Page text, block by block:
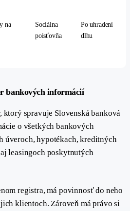
na
Sociálna
poisťovňa
Po uhradení
dlhu
bankových informácií
ktorý spravuje Slovenská banková
o všetkých bankových
úveroch, hypotékach, kreditných
leasingoch poskytnutých
registra, má povinnosť do neho
klientoch. Zároveň má právo si